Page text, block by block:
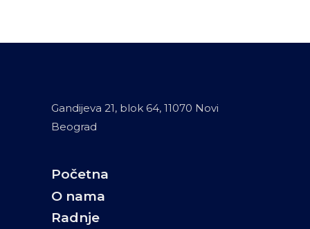
Gandijeva 21, blok 64, 11070 Novi
Beograd
Početna
O nama
Radnje